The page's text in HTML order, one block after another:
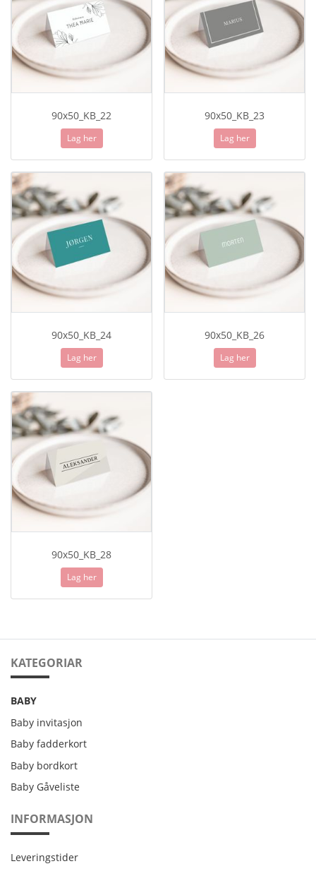
90x50_KB_22
Lag her
90x50_KB_23
Lag her
90x50_KB_24
Lag her
90x50_KB_26
Lag her
90x50_KB_28
Lag her
KATEGORIAR
BABY
Baby invitasjon
Baby fadderkort
Baby bordkort
Baby Gåveliste
INFORMASJON
Leveringstider
Leveringstider